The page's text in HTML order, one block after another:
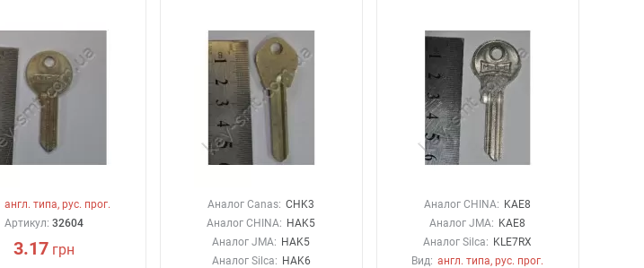
англ. типа, рус. прог.
Артикул:32604
3.17 грн
Аналог Canas: CHK3
Аналог CHINA: HAK5
Аналог JMA: HAK5
Аналог Silca: HAK6
Аналог CHINA: KAE8
Аналог JMA: KAE8
Аналог Silca: KLE7RX
Вид: англ. типа, рус. прог.